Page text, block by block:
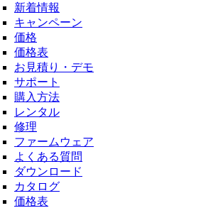
新着情報
キャンペーン
価格
価格表
お見積り・デモ
サポート
購入方法
レンタル
修理
ファームウェア
よくある質問
ダウンロード
カタログ
価格表